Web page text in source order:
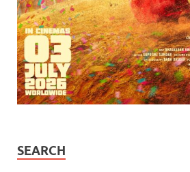
SEARCH